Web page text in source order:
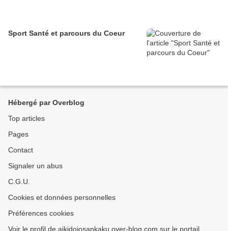
Sport Santé et parcours du Coeur
Hébergé par Overblog
Top articles
Pages
Contact
Signaler un abus
C.G.U.
Cookies et données personnelles
Préférences cookies
Voir le profil de aikidojosankaku.over-blog.com sur le portail